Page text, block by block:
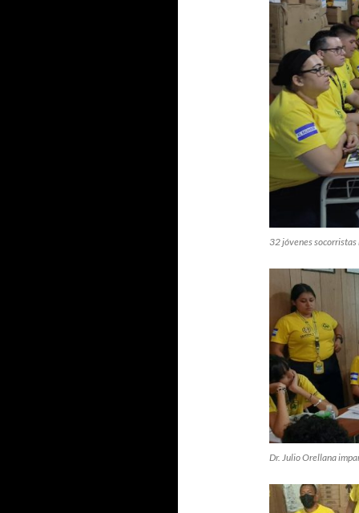
32 jóvenes socorristas
Dr. Julio Orellana